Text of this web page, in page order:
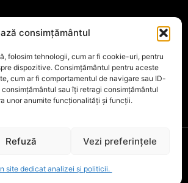
consimțământul
folosim tehnologii, cum ar fi cookie-uri, pentru
dispozitive. Consimțământul pentru aceste
cum ar fi comportamentul de navigare sau ID-
sau îți retragi consimțământul
unor anumite funcționalități și funcții.
Refuză Vezi preferințele
site dedicat analizei și politicii.